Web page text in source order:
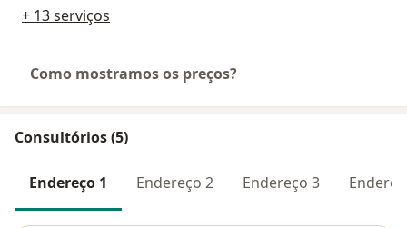
+ 13 serviços
Como mostramos os preços?
Consultórios (5)
Endereço 1 Endereço 2 Endereço 3